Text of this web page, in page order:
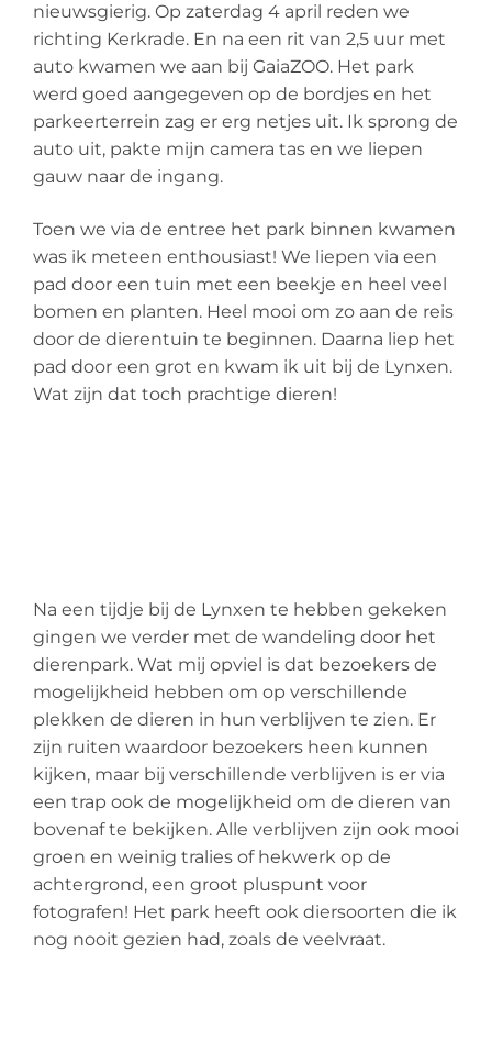
nieuwsgierig. Op zaterdag 4 april reden we
richting Kerkrade. En na een rit van 2,5 uur met
auto kwamen we aan bij GaiaZOO. Het park
werd goed aangegeven op de bordjes en het
parkeerterrein zag er erg netjes uit. Ik sprong de
auto uit, pakte mijn camera tas en we liepen
gauw naar de ingang.
Toen we via de entree het park binnen kwamen
was ik meteen enthousiast! We liepen via een
pad door een tuin met een beekje en heel veel
bomen en planten. Heel mooi om zo aan de reis
door de dierentuin te beginnen. Daarna liep het
pad door een grot en kwam ik uit bij de Lynxen.
Wat zijn dat toch prachtige dieren!
Na een tijdje bij de Lynxen te hebben gekeken
gingen we verder met de wandeling door het
dierenpark. Wat mij opviel is dat bezoekers de
mogelijkheid hebben om op verschillende
plekken de dieren in hun verblijven te zien. Er
zijn ruiten waardoor bezoekers heen kunnen
kijken, maar bij verschillende verblijven is er via
een trap ook de mogelijkheid om de dieren van
bovenaf te bekijken. Alle verblijven zijn ook mooi
groen en weinig tralies of hekwerk op de
achtergrond, een groot pluspunt voor
fotografen! Het park heeft ook diersoorten die ik
nog nooit gezien had, zoals de veelvraat.